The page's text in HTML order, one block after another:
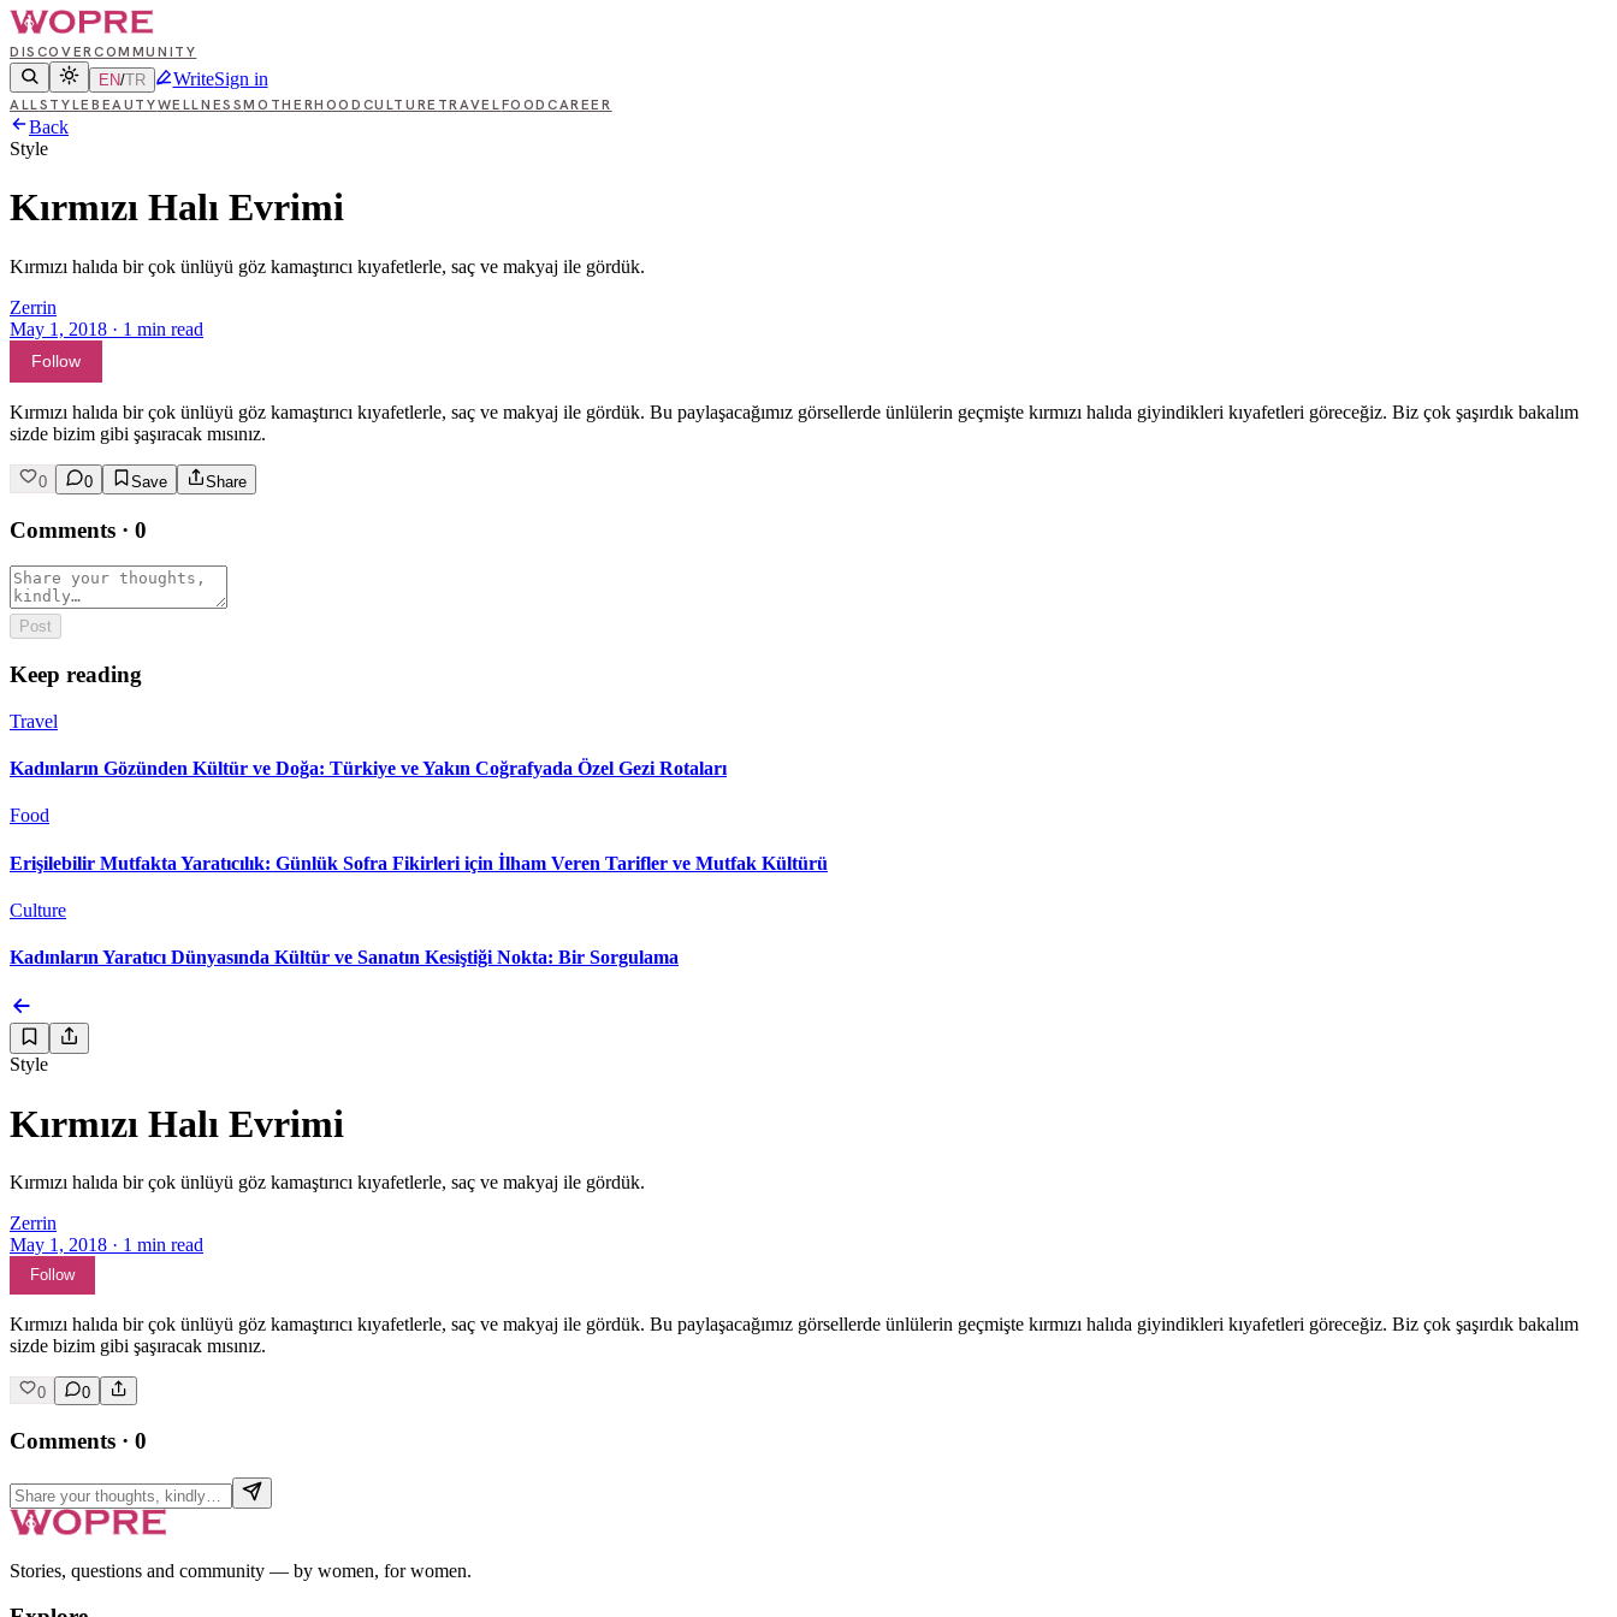
DISCOVERCOMMUNITY
EN/TR WriteSign in
ALLSTYLE BEAUTYWELLNESSMOTHERHOOD CULTURE TRAVELFOOD CAREER
Back
Style
Kırmızı Halı Evrimi
Kırmızı halıda bir çok ünlüyü göz kamaştırıcı kıyafetlerle, saç ve makyaj ile gördük.
Zerrin
May 1, 2018 · 1 min read
Follow
Kırmızı halıda bir çok ünlüyü göz kamaştırıcı kıyafetlerle, saç ve makyaj ile gördük. Bu paylaşacağımız görsellerde ünlülerin geçmişte kırmızı halıda giyindikleri kıyafetleri göreceğiz. Biz çok şaşırdık bakalım
sizde bizim gibi şaşıracak mısınız.
0 0 Save Share
Comments · 0
Post
Keep reading
Travel
Kadınların Gözünden Kültür ve Doğa: Türkiye ve Yakın Coğrafyada Özel Gezi Rotaları
Food
Erişilebilir Mutfakta Yaratıcılık: Günlük Sofra Fikirleri için İlham Veren Tarifler ve Mutfak Kültürü
Culture
Kadınların Yaratıcı Dünyasında Kültür ve Sanatın Kesiştiği Nokta: Bir Sorgulama
Style
Kırmızı Halı Evrimi
Kırmızı halıda bir çok ünlüyü göz kamaştırıcı kıyafetlerle, saç ve makyaj ile gördük.
Zerrin
May 1, 2018 · 1 min read
Follow
Kırmızı halıda bir çok ünlüyü göz kamaştırıcı kıyafetlerle, saç ve makyaj ile gördük. Bu paylaşacağımız görsellerde ünlülerin geçmişte kırmızı halıda giyindikleri kıyafetleri göreceğiz. Biz çok şaşırdık bakalım
sizde bizim gibi şaşıracak mısınız.
0 0
Comments · 0
Stories, questions and community — by women, for women.